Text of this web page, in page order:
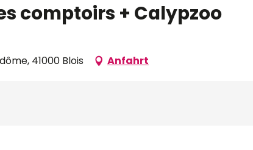
comptoirs + Calypzoo
41000 Blois Anfahrt